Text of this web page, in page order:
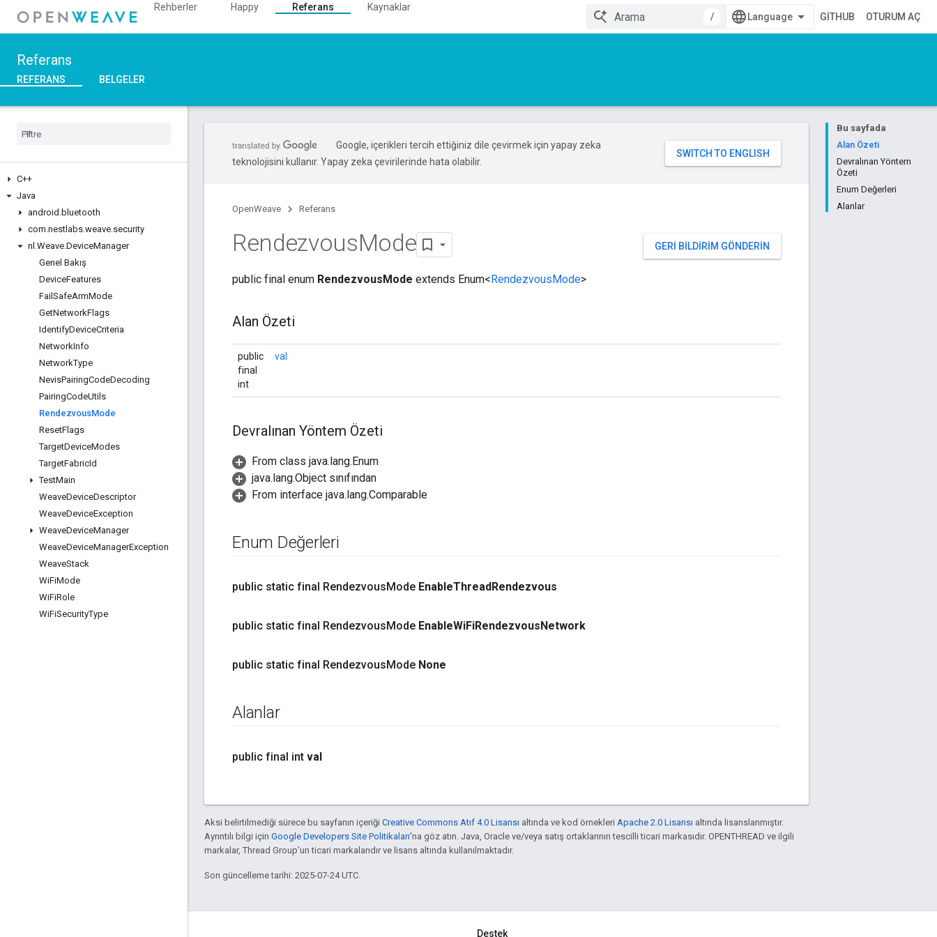
Rehberler Happy Referans
Kaynaklar
/
GITHUB OTURUM AÇ
Referans
REFERANS BELGELER
C++
Java
android .bluetooth
com.nestlabs.weave.security
nl .Weave.DeviceManager
Genel Bakış
DeviceFeatures
Fail SafeArmMode
GetNetworkFlags
IdentifyDeviceCriteria
NetworkInfo
NetworkType
NevisPairingCodeDecoding
PairingCodeUtils
RendezvousMode
ResetFlags
TargetDeviceModes
TargetFabricId
TestMain
WeaveDeviceDescriptor
WeaveDeviceException
WeaveDeviceManager
WeaveDeviceManagerException
WeaveStack
WiFiMode
WiFiRole
WiFiSecurityType
Bu sayfada
Alan Özeti
Devralınan Yöntem
Özeti
Enum Değerleri
Alanlar
Google, içerikleri tercih ettiğiniz dile çevirmek için yapay zeka
teknolojisini kullanır. Yapay zeka çevirilerinde hata olabilir.
OpenWeave Referans
GERI BILDIRIM GÖNDERIN
RendezvousMode
public final enum RendezvousMode extends Enum<RendezvousMode>
Alan Özeti
public
final
int
val
Devralınan Yöntem Özeti
From class java.lang.Enum
java.lang.Object sınıfından
From interface java.lang.Comparable
Enum Değerleri
public static final RendezvousMode EnableThreadRendezvous
public static final RendezvousMode EnableWiFiRendezvousNetwork
public static final RendezvousMode None
Alanlar
public final int val
Aksi belirtilmediği sürece bu sayfanın içeriği Creative Commons Atıf 4.0 Lisansı altında ve kod örnekleri Apache 2.0 Lisansı altında lisanslanmıştır.
Ayrıntılı bilgi için Google Developers Site Politikaları'na göz atın. Java, Oracle ve/veya satış ortaklarının tescilli ticari markasıdır. OPENTHREAD ve ilgili
markalar, Thread Group'un ticari markalarıdır ve lisans altında kullanılmaktadır.
Son güncelleme tarihi: 2025-07-24 UTC.
Destek